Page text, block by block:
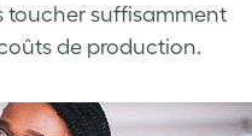
toucher suffisamment
de production.